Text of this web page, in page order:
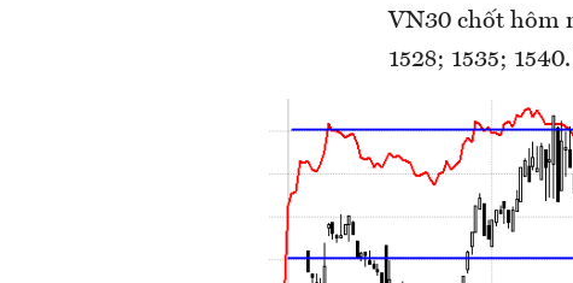
VN30 chốt hôm
1528; 1535;